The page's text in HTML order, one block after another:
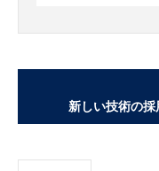
新しい技術の